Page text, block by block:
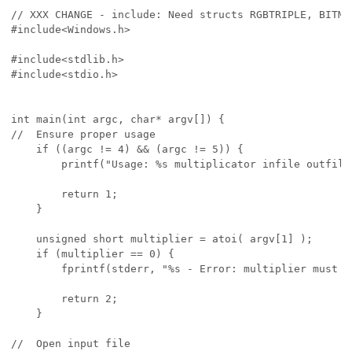
// XXX CHANGE - include: Need structs RGBTRIPLE,
#include<Windows.h>
#include<stdlib.h>
#include<stdio.h>
int main(int argc, char* argv[]) {
//  Ensure proper usage
if ((argc != 4) && (argc != 5)) {
printf("Usage: %s multiplicator infile outfile
return 1;
}
unsigned short multiplier = atoi( argv[1] );
if (multiplier == 0) {
fprintf(stderr, "%s - Error: multiplier must be
return 2;
}
//  Open input file